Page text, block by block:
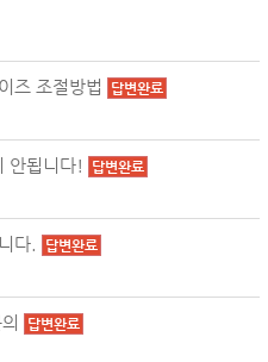
즈 조절방법 답변완료
안됩니다! 답변완료
다. 답변완료
답변완료